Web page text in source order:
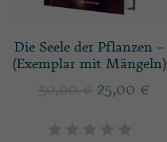
Die Seele der Pflanzen –
(Exemplar mit Mängeln)
25,00 €